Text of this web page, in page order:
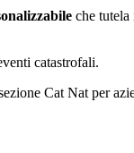
che
catastrofali.
Cat Nat per